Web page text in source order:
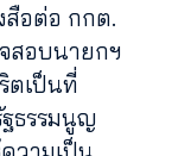
สือต่อ กกต.
สอบนายกฯ
ตเป็นที่
ธรรมนูญ